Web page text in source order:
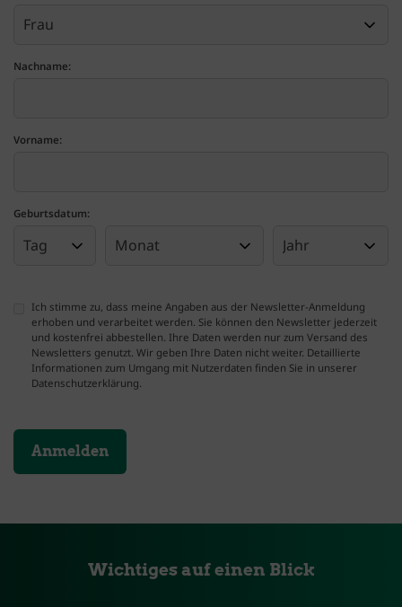
Nachname:
Vorname:
Geburtsdatum:
Ich stimme zu, dass meine Angaben aus der Newsletter-Anmeldung
erhoben und verarbeitet werden. Sie können den Newsletter jederzeit
und kostenfrei abbestellen. Ihre Daten werden nur zum Versand des
Newsletters genutzt. Wir geben Ihre Daten nicht weiter. Detaillierte
Informationen zum Umgang mit Nutzerdaten finden Sie in unserer
Datenschutzerklärung.
Wichtiges auf einen Blick